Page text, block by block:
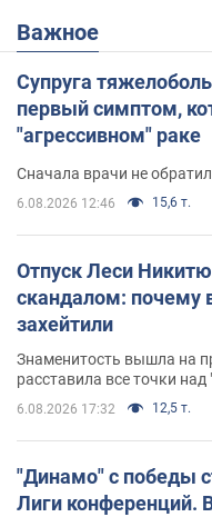
Важное
Супруга
первый симптом,
"агрессивном" раке
Сначала врачи не
6.08.2026 12:46 15,6 т.
Отпуск Леси
скандалом: почему
захейтили
Знаменитость вышла на
расставила все точки над
6.08.2026 17:32 12,5 т.
"Динамо" с победы
Лиги конференций.